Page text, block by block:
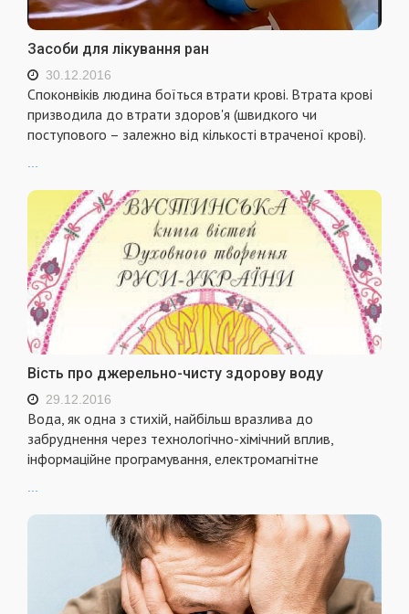
Засоби для лікування ран
30.12.2016
Споконвіків людина боїться втрати крові. Втрата крові
призводила до втрати здоров'я (швидкого чи
поступового – залежно від кількості втраченої крові).
Вість про джерельно-чисту здорову воду
29.12.2016
Вода, як одна з стихій, найбільш вразлива до
забруднення через технологічно-хімічний вплив,
інформаційне програмування, електро­магнітне